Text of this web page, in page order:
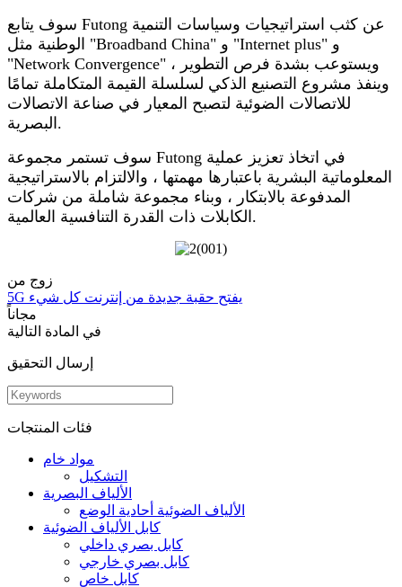
سوف يتابع Futong عن كثب استراتيجيات وسياسات التنمية
الوطنية مثل "Broadband China" و "Internet plus" و
"Network Convergence" ، ويستوعب بشدة فرص التطوير
وينفذ مشروع التصنيع الذكي لسلسلة القيمة المتكاملة تمامًا
للاتصالات الضوئية لتصبح المعيار في صناعة الاتصالات
البصرية.
سوف تستمر مجموعة Futong في اتخاذ تعزيز عملية
المعلوماتية البشرية باعتبارها مهمتها ، والالتزام بالاستراتيجية
المدفوعة بالابتكار ، وبناء مجموعة شاملة من شركات
الكابلات ذات القدرة التنافسية العالمية.
زوج من
5G يفتح حقبة جديدة من إنترنت كل شيء
مجاناً
في المادة التالية
إرسال التحقيق
فئات المنتجات
مواد خام
التشكيل
الألياف البصرية
الألياف الضوئية أحادية الوضع
كابل الألياف الضوئية
كابل بصري داخلي
كابل بصري خارجي
كابل خاص